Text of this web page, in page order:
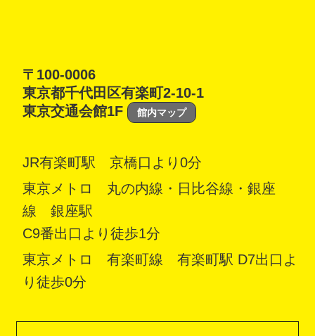
〒100-0006
東京都千代田区有楽町2-10-1
東京交通会館1F
館内マップ
JR有楽町駅 京橋口より0分
東京メトロ 丸の内線・日比谷線・銀座
線 銀座駅
C9番出口より徒歩1分
東京メトロ 有楽町線 有楽町駅 D7出口よ
り徒歩0分